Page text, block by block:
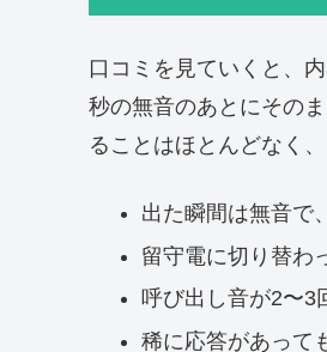
口コミを見ていくと、
秒の無音のあとにその
ることはほとんどなく
出た瞬間は無音で
留守電に切り替わ
呼び出し音が2〜3
稀に応答があって